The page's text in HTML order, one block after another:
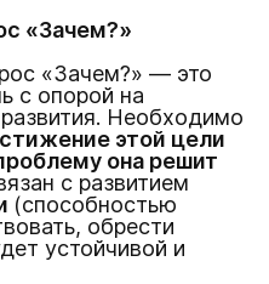
«Зачем?»
«Зачем?» — это
с опорой на
Необходимо
этой цели
она решит
с развитием
(способностью
обрести
устойчивой и